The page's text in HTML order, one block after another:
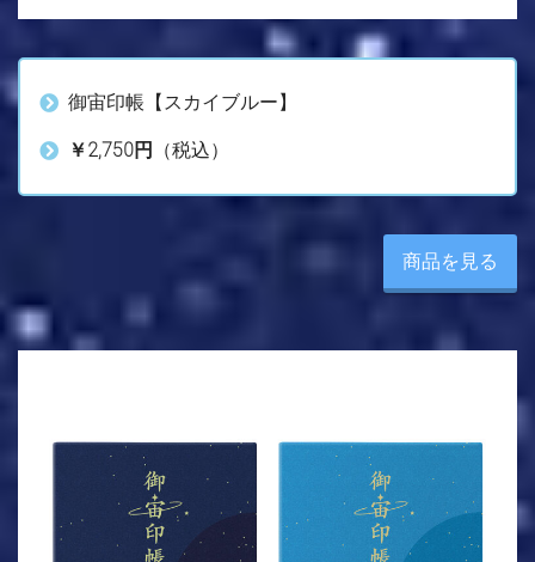
御宙印帳【スカイブルー】
￥2,750円 （税込）
商品を見る